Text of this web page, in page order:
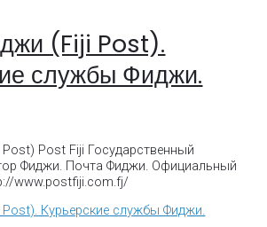
(Fiji Post).
службы Фиджи.
Post Fiji Государственный
Фиджи. Почта Фиджи. Официальный
www.postfiji.com.fj/
Курьерские службы Фиджи.